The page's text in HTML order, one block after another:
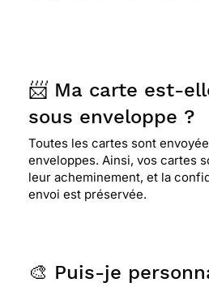
📨 Ma carte est-
sous enveloppe ?
Toutes les cartes sont
enveloppes. Ainsi, vos cartes
leur acheminement, et la
envoi est préservée.
🎨 Puis-je